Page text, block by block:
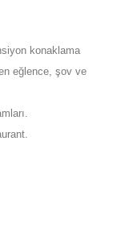
konaklama
eğlence, şov ve